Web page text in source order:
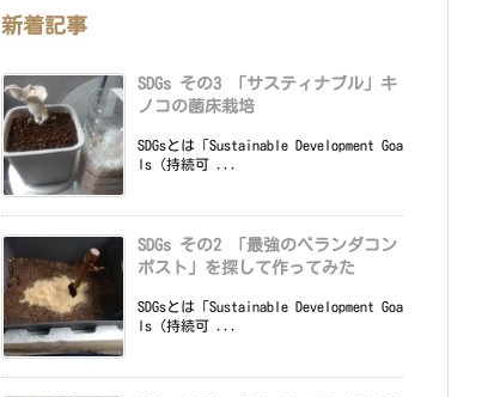
新着記事
SDGs その3 「サスティナブル」キ
ノコの菌床栽培
SDGsとは「Sustainable Development Goa
ls（持続可 ...
SDGs その2 「最強のベランダコン
ポスト」を探して作ってみた
SDGsとは「Sustainable Development Goa
ls（持続可 ...